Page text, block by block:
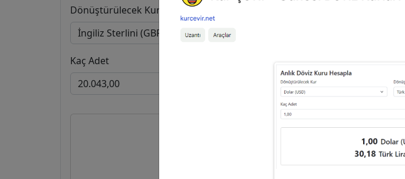
Dönüştürülecek Kur
Kaç Adet
İngiliz Sterlini (GBP)